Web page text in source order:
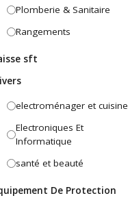
Plomberie & Sanitaire
Rangements
sft
electroménager et cuisine
Electroniques Et
Informatique
santé et beauté
De Protection